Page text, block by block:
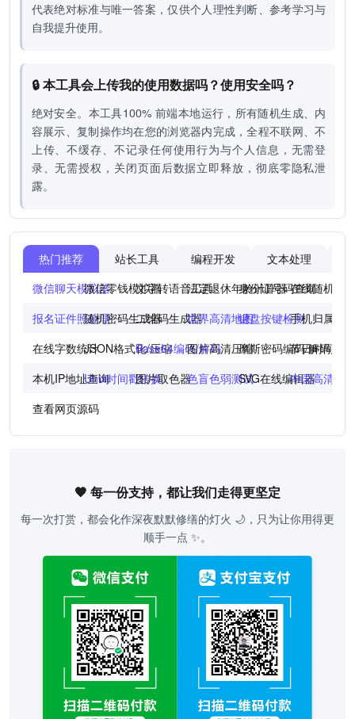
代表绝对标准与唯一答案，仅供个人理性判断、参考学习与
自我提升使用。
🔒 本工具会上传我的使用数据吗？使用安全吗？
绝对安全。本工具100% 前端本地运行，所有随机生成、内
容展示、复制操作均在您的浏览器内完成，全程不联网、不
上传、不缓存、不记录任何使用行为与个人信息，无需登
录、无需授权，关闭页面后数据立即释放，彻底零隐私泄
露。
热门推荐 站长工具 编程开发 文本处理
微信聊天模拟器微信零钱模拟器文字转语音工具法定退休年龄计算器
身份证号码查询在线随机点
报名证件照处理随机密码生成器二维码生成器世界高清地图键盘按键检测手机归属地
在线字数统计JSON格式化/压缩Base64编码/解码图片高清压缩摩斯密码编码/解码
节日时间倒
本机IP地址查询Unix时间戳转换图片取色器色盲色弱测试SVG在线编辑器中国高清地
查看网页源码
🧡 每一份支持，都让我们走得更坚定
每一次打赏，都会化作深夜默默修缮的灯火 🌙，只为让你用得更
顺手一点 ✨。